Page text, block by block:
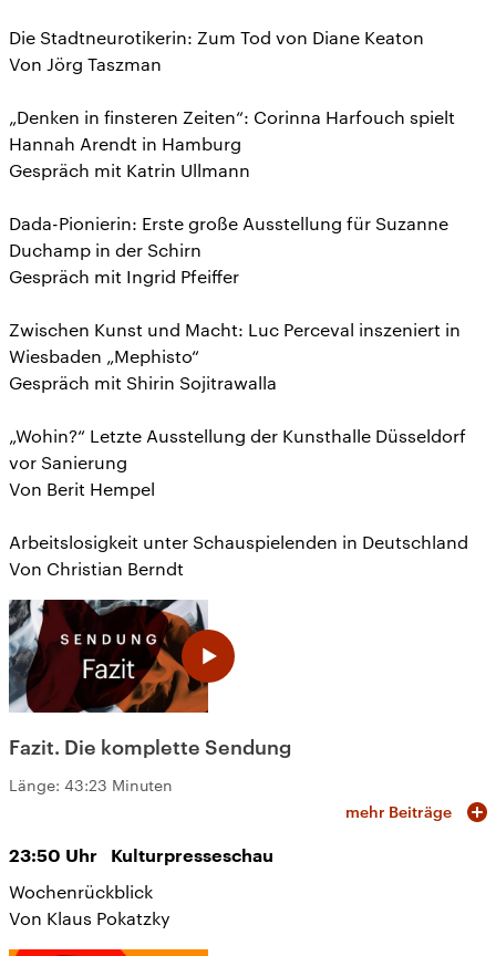
Die Stadtneurotikerin: Zum Tod von Diane Keaton
Von Jörg Taszman
„Denken in finsteren Zeiten“: Corinna Harfouch spielt
Hannah Arendt in Hamburg
Gespräch mit Katrin Ullmann
Dada-Pionierin: Erste große Ausstellung für Suzanne
Duchamp in der Schirn
Gespräch mit Ingrid Pfeiffer
Zwischen Kunst und Macht: Luc Perceval inszeniert in
Wiesbaden „Mephisto“
Gespräch mit Shirin Sojitrawalla
„Wohin?“ Letzte Ausstellung der Kunsthalle Düsseldorf
vor Sanierung
Von Berit Hempel
Arbeitslosigkeit unter Schauspielenden in Deutschland
Von Christian Berndt
Fazit. Die komplette Sendung
Länge: 43:23 Minuten
mehr Beiträge
23:50 Uhr Kulturpresseschau
Wochenrückblick
Von Klaus Pokatzky